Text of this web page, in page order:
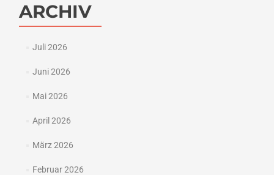
ARCHIV
Juli 2026
Juni 2026
Mai 2026
April 2026
März 2026
Februar 2026